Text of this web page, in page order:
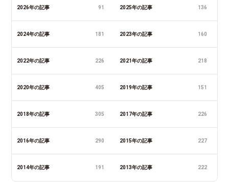
2026年の記事 91 2025年の記事 136
2024年の記事 181 2023年の記事 160
2022年の記事 226 2021年の記事 218
2020年の記事 405 2019年の記事 151
2018年の記事 305 2017年の記事 226
2016年の記事 290 2015年の記事 227
2014年の記事 191 2013年の記事 222